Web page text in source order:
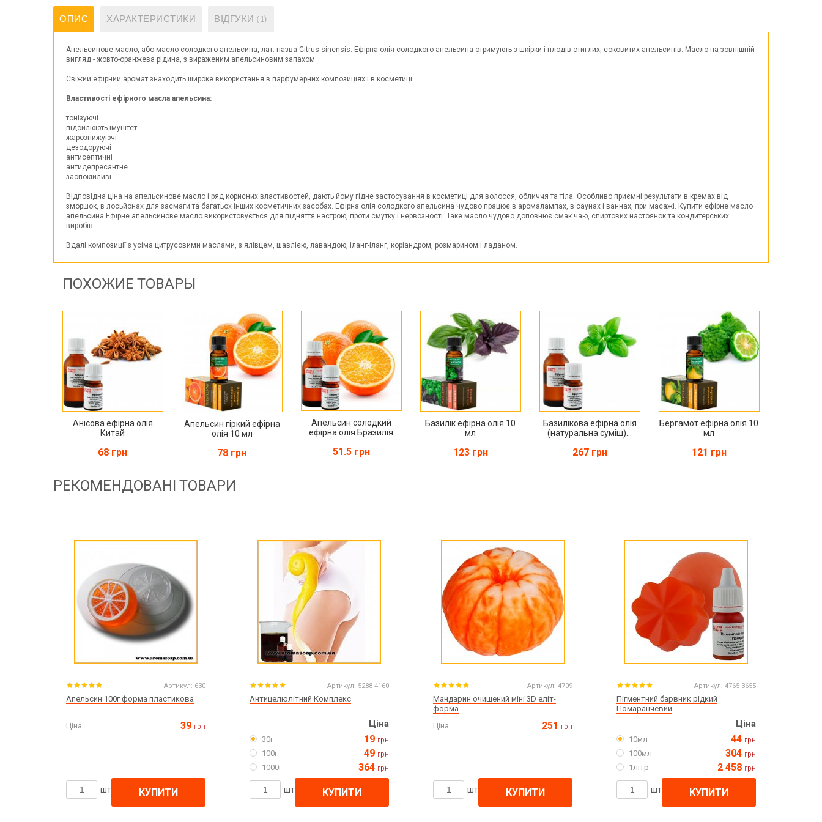
ОПИС ХАРАКТЕРИСТИКИ ВІДГУКИ (1)
Апельсинове масло, або масло солодкого апельсина, лат. назва Citrus sinensis. Ефірна олія солодкого апельсина отримують з шкірки і плодів стиглих, соковитих апельсинів. Масло на зовнішній
вигляд - жовто-оранжева рідина, з вираженим апельсиновим запахом.
Свіжий ефірний аромат знаходить широке використання в парфумерних композиціях і в косметиці.
Властивості ефірного масла апельсина:
тонізуючі
підсилюють імунітет
жарознижуючі
дезодоруючі
антисептичні
антидепресантне
заспокійливі
Відповідна ціна на апельсинове масло і ряд корисних властивостей, дають йому гідне застосування в косметиці для волосся, обличчя та тіла. Особливо приємні результати в кремах від
зморшок, в лосьйонах для засмаги та багатьох інших косметичних засобах. Ефірна олія солодкого апельсина чудово працює в аромалампах, в саунах і ваннах, при масажі. Купити ефірне масло
апельсина Ефірне апельсинове масло використовується для підняття настрою, проти смутку і нервозності. Таке масло чудово доповнює смак чаю, спиртових настоянок та кондитерських
виробів.
Вдалі композиції з усіма цитрусовими маслами, з ялівцем, шавлією, лавандою, іланг-іланг, коріандром, розмарином і ладаном.
ПОХОЖИЕ ТОВАРЫ
Анісова ефірна олія
Китай
68 грн
Апельсин гіркий ефірна
олія 10 мл
78 грн
Апельсин солодкий
ефірна олія Бразилія
51.5 грн
Базилік ефірна олія 10
мл
123 грн
Базилікова ефірна олія
(натуральна суміш)...
267 грн
Бергамот ефірна олія 10
мл
121 грн
РЕКОМЕНДОВАНІ ТОВАРИ
Артикул: 630
Апельсин 100г форма пластикова
Ціна 39 грн
шт КУПИТИ
Артикул: 5288-4160
Антицелюлітний Комплекс
Ціна
30г 19 грн
100г 49 грн
1000г 364 грн
шт КУПИТИ
Артикул: 4709
Мандарин очищений міні 3D еліт-
форма
Ціна
251 грн
шт КУПИТИ
Артикул: 4765-3655
Пігментний барвник рідкий
Помаранчевий
Ціна
10мл 44 грн
100мл 304 грн
1літр 2 458 грн
шт КУПИТИ